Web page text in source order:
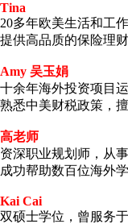
Tina
20多年欧美生活和工
提供高品质的保险理
Amy 吴玉娟
十余年海外投资项目
熟悉中美财税政策，
高老师
资深职业规划师，从
成功帮助数百位海外
Kai Cai
双硕士学位，曾服务